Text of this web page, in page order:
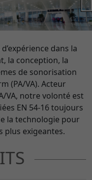
dans la
la conception, la
de sonorisation
(PA/VA). Acteur
VA, notre volonté est
EN 54-16 toujours
la technologie pour
plus exigeantes.